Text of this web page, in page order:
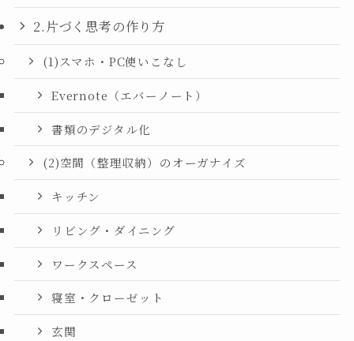
2.片づく思考の作り方
(1)スマホ・PC使いこなし
Evernote（エバーノート）
書類のデジタル化
(2)空間（整理収納）のオーガナイズ
キッチン
リビング・ダイニング
ワークスペース
寝室・クローゼット
玄関